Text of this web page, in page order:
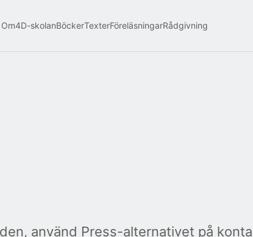
Om4D-skolanBöckerTexterFöreläsningarRådgivning
använd Press-alternativet på